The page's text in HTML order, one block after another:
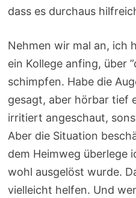
dass es durchaus
Nehmen wir mal an, ich
ein Kollege anfing, über
schimpfen. Habe die
gesagt, aber hörbar tief
irritiert angeschaut,
Aber die Situation
dem Heimweg überlege
wohl ausgelöst wurde.
vielleicht helfen. Und